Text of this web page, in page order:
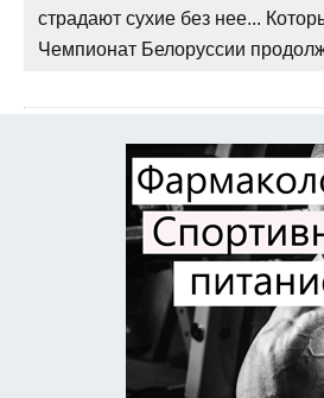
страдают сухие без нее...
Чемпионат Белоруссии